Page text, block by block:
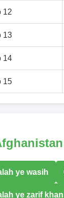
12
13
14
15
ye wasih
ye zarif khan